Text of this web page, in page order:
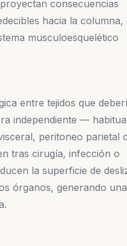
consecuencias
hacia la columna,
musculoesquelético
entre tejidos que
independiente —
peritoneo parietal
tras cirugía, infección o
la superficie de
órganos, generando